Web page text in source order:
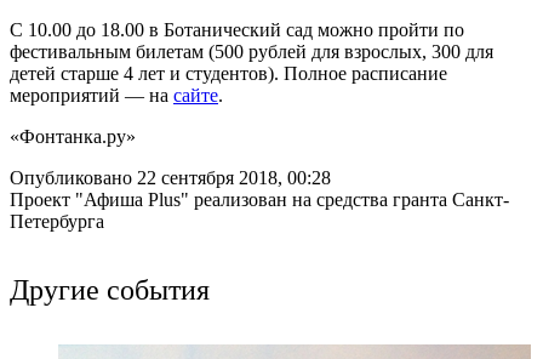
С 10.00 до 18.00 в Ботанический сад можно пройти по
фестивальным билетам (500 рублей для взрослых, 300 для
детей старше 4 лет и студентов). Полное расписание
мероприятий — на сайте.
«Фонтанка.ру»
Опубликовано 22 сентября 2018, 00:28
Проект "Афиша Plus" реализован на средства гранта Санкт-
Петербурга
Другие события